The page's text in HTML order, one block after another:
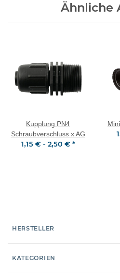
Ähnliche
Kupplung PN4
Schraubverschluss x AG
1,15 € - 2,50 € *
HERSTELLER
KATEGORIEN